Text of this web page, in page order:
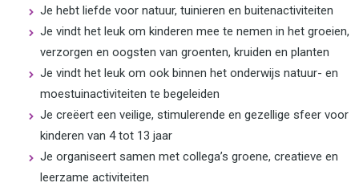
Je hebt liefde voor natuur, tuinieren en buitenactiviteiten
Je vindt het leuk om kinderen mee te nemen in het groeien,
verzorgen en oogsten van groenten, kruiden en planten
Je vindt het leuk om ook binnen het onderwijs natuur- en
moestuinactiviteiten te begeleiden
Je creëert een veilige, stimulerende en gezellige sfeer voor
kinderen van 4 tot 13 jaar
Je organiseert samen met collega’s groene, creatieve en
leerzame activiteiten